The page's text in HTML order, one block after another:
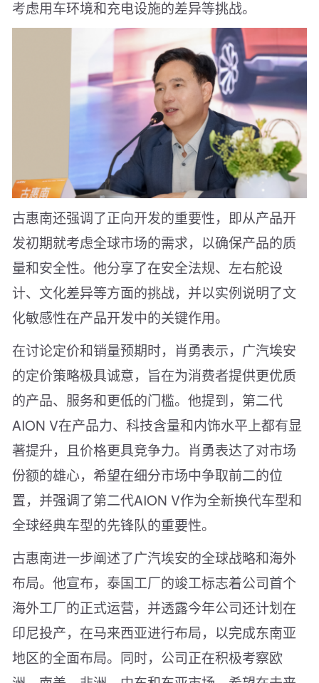
考虑用车环境和充电设施的差异等挑战。
古惠南还强调了正向开发的重要性，即从产品开
发初期就考虑全球市场的需求，以确保产品的质
量和安全性。他分享了在安全法规、左右舵设
计、文化差异等方面的挑战，并以实例说明了文
化敏感性在产品开发中的关键作用。
在讨论定价和销量预期时，肖勇表示，广汽埃安
的定价策略极具诚意，旨在为消费者提供更优质
的产品、服务和更低的门槛。他提到，第二代
AION V在产品力、科技含量和内饰水平上都有显
著提升，且价格更具竞争力。肖勇表达了对市场
份额的雄心，希望在细分市场中争取前二的位
置，并强调了第二代AION V作为全新换代车型和
全球经典车型的先锋队的重要性。
古惠南进一步阐述了广汽埃安的全球战略和海外
布局。他宣布，泰国工厂的竣工标志着公司首个
海外工厂的正式运营，并透露今年公司还计划在
印尼投产，在马来西亚进行布局，以完成东南亚
地区的全面布局。同时，公司正在积极考察欧